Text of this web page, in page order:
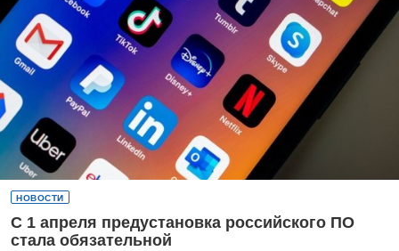
НОВОСТИ
С 1 апреля предустановка российского ПО
стала обязательной